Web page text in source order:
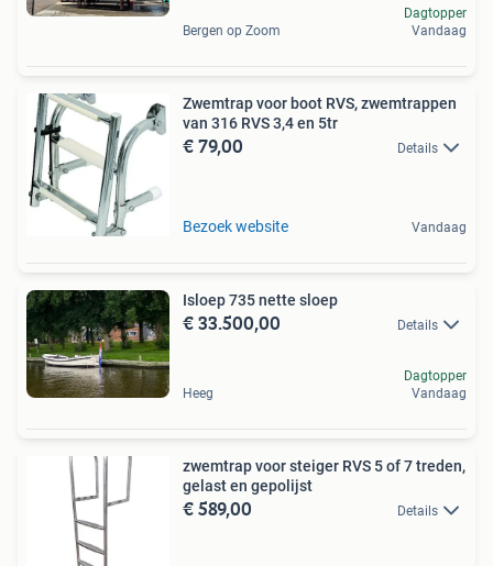
Bergen op Zoom
Dagtopper
Vandaag
Zwemtrap voor boot RVS, zwemtrappen
van 316 RVS 3,4 en 5tr
€ 79,00 Details
Bezoek website Vandaag
Isloep 735 nette sloep
€ 33.500,00 Details
Heeg
Dagtopper
Vandaag
zwemtrap voor steiger RVS 5 of 7 treden,
gelast en gepolijst
€ 589,00 Details